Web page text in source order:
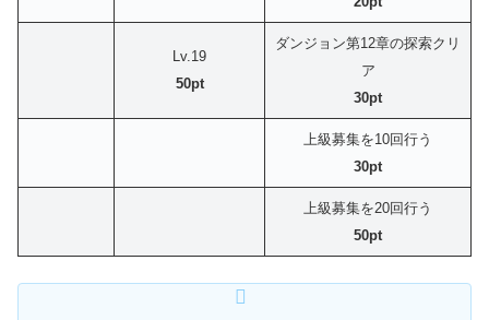
Lv.19
50pt
ダンジョン第12章の探索クリ
ア
30pt
上級募集を10回行う
30pt
上級募集を20回行う
50pt